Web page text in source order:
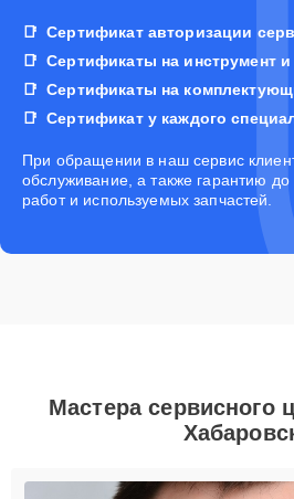
Сертификат авторизации
Сертификаты на инструмент
Сертификаты на
Сертификат у каждого
При обращении в наш сервис
обслуживание, а также гарантию
работ и используемых запчастей.
Мастера сервисного